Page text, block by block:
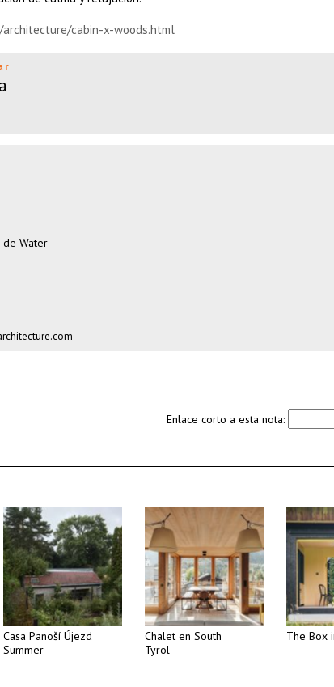
cabin-x-woods.html
de Water
-
Enlace corto a esta nota:
Casa Panoší Újezd
Summer
Chalet en South
Tyrol
The Box